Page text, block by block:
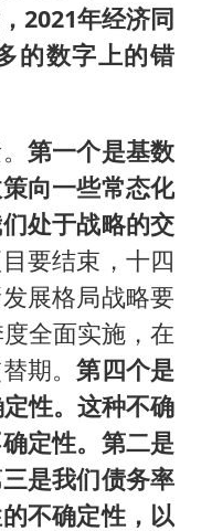
2021年经济同
的数字上的错
第一个是基数
向一些常态化
处于战略的交
要结束，十四
展格局战略要
全面实施，在
期。第四个是
性。这种不确
定性。第二是
是我们债务率
不确定性，以